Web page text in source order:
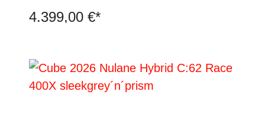
4.399,00 €*